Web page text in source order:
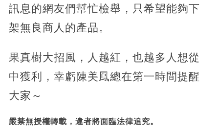
訊息的網友們幫忙檢舉，只希望能夠下
架無良商人的產品。
果真樹大招風，人越紅，也越多人想從
中獲利，幸虧陳美鳳總在第一時間提醒
大家～
嚴禁無授權轉載，違者將面臨法律追究。